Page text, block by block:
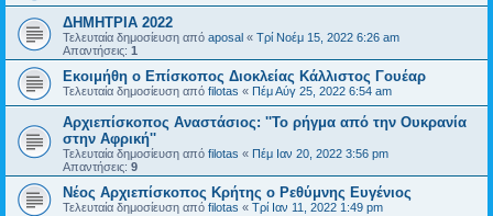
ΔΗΜΗΤΡΙΑ 2022
Τελευταία δημοσίευση από aposal « Τρί Νοέμ 15, 2022 6:26 am
Απαντήσεις: 1
Εκοιμήθη ο Επίσκοπος Διοκλείας Κάλλιστος Γουέαρ
Τελευταία δημοσίευση από filotas « Πέμ Αύγ 25, 2022 6:54 am
Αρχιεπίσκοπος Αναστάσιος: ''Το ρήγμα από την Ουκρανία
στην Αφρική''
Τελευταία δημοσίευση από filotas « Πέμ Ιαν 20, 2022 3:56 pm
Απαντήσεις: 9
Νέος Αρχιεπίσκοπος Κρήτης ο Ρεθύμνης Ευγένιος
Τελευταία δημοσίευση από filotas « Τρί Ιαν 11, 2022 1:49 pm